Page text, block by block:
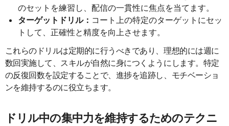
のセットを練習し、配信の一貫性に焦点を当てます。
ターゲットドリル： コート上の特定のターゲットにセッ
トして、正確性と精度を向上させます。
これらのドリルは定期的に行うべきであり、理想的には週に
数回実施して、スキルが自然に身につくようにします。特定
の反復回数を設定することで、進捗を追跡し、モチベーショ
ンを維持するのに役立ちます。
ドリル中の集中力を維持するためのテクニ